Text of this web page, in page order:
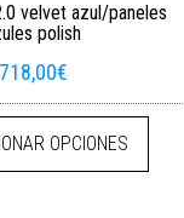
página de producto
variantes. Las
velvet azul/paneles
polish
718,00€
OPCIONES